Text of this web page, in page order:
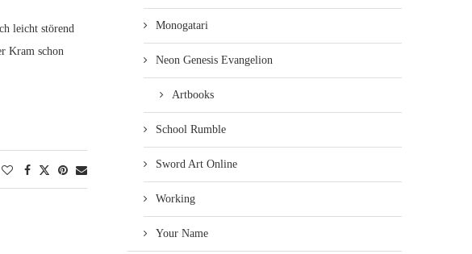
leicht störend
Kram schon
Monogatari
Neon Genesis Evangelion
Artbooks
School Rumble
Sword Art Online
Working
Your Name